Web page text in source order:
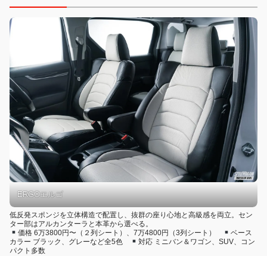
ERGOエルゴ
低反発スポンジを立体構造で配置し、抜群の座り心地と高級感を両立。セン
ター部はアルカンターラと本革から選べる。
価格 6万3800円〜（２列シート）、7万4800円（3列シート）
ベース
カラー ブラック、グレーなど全5色
対応 ミニバン＆ワゴン、SUV、コン
パクト多数